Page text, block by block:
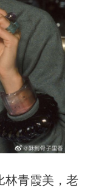
林青霞美，老